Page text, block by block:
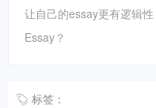
让自己的essay更有逻辑
Essay？
标签：